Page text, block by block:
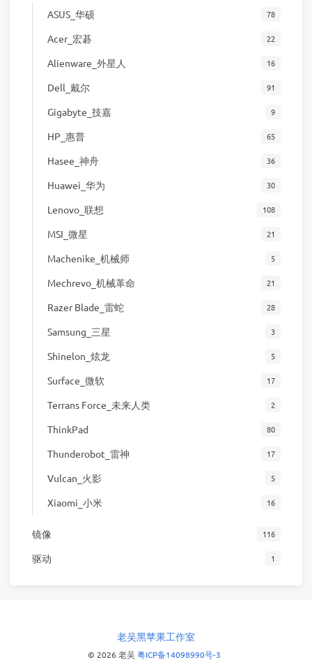
ASUS_华硕 78
Acer_宏碁 22
Alienware_外星人 16
Dell_戴尔 91
Gigabyte_技嘉 9
HP_惠普 65
Hasee_神舟 36
Huawei_华为 30
Lenovo_联想 108
MSI_微星 21
Machenike_机械师 5
Mechrevo_机械革命 21
Razer Blade_雷蛇 28
Samsung_三星 3
Shinelon_炫龙 5
Surface_微软 17
Terrans Force_未来人类 2
ThinkPad 80
Thunderobot_雷神 17
Vulcan_火影 5
Xiaomi_小米 16
镜像 116
驱动 1
老吴黑苹果工作室
© 2026 老吴 粤ICP备14098990号-3